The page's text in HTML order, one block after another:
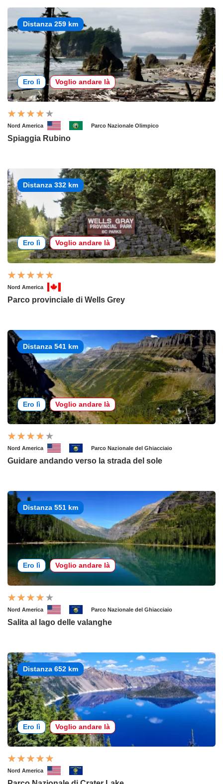
Distanza 259 km
Ero lì Voglio andare là
Nord America Parco Nazionale Olimpico
Spiaggia Rubino
Distanza 332 km
Ero lì Voglio andare là
Nord America
Parco provinciale di Wells Grey
Distanza 541 km
Ero lì Voglio andare là
Nord America Parco Nazionale del Ghiacciaio
Guidare andando verso la strada del sole
Distanza 551 km
Ero lì Voglio andare là
Nord America Parco Nazionale del Ghiacciaio
Salita al lago delle valanghe
Distanza 652 km
Ero lì Voglio andare là
Nord America